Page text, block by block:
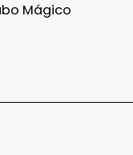
Mágico